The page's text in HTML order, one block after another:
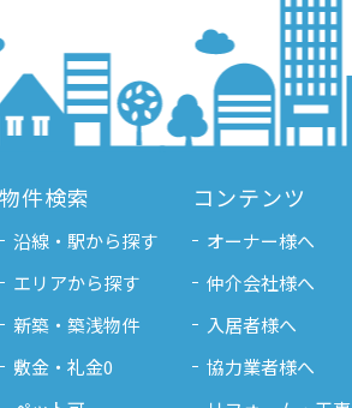
物件検索
沿線・駅から探す
エリアから探す
新築・築浅物件
敷金・礼金0
コンテンツ
オーナー様へ
仲介会社様へ
入居者様へ
協力業者様へ